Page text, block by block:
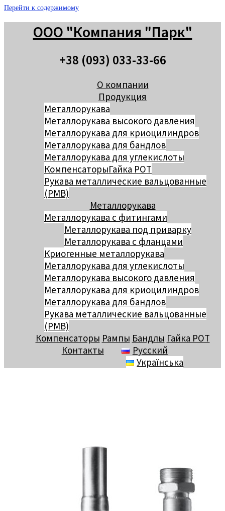
Перейти к содержимому
ООО "Компания "Парк"
+38 (093) 033-33-66
О компании
Продукция
Металлорукава
Металлорукава высокого давления
Металлорукава для криоцилиндров
Металлорукава для бандлов
Металлорукава для углекислоты
КомпенсаторыГайка РОТ
Рукава металлические вальцованные
(РМВ)
Металлорукава
Металлорукава с фитингами
Металлорукава под приварку
Металлорукава с фланцами
Криогенные металлорукава
Металлорукава для углекислоты
Металлорукава высокого давления
Металлорукава для криоцилиндров
Металлорукава для бандлов
Рукава металлические вальцованные
(РМВ)
Компенсаторы Рампы Бандлы Гайка РОТ
Контакты
Русский
Українська